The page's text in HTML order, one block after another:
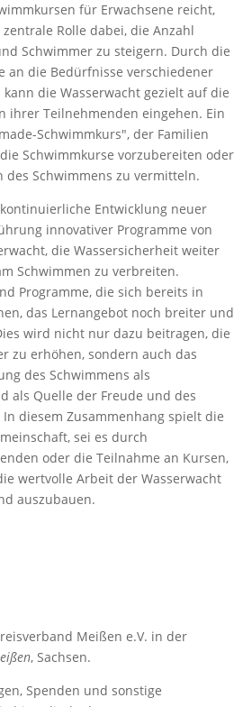
für Erwachsene reicht,
Rolle dabei, die Anzahl
Schwimmer zu steigern. Durch die
an die Bedürfnisse verschiedener
die Wasserwacht gezielt auf die
ihrer Teilnehmenden eingehen. Ein
Schwimmkurs", der Familien
Schwimmkurse vorzubereiten oder
Schwimmens zu vermitteln.
Entwicklung neuer
innovativer Programme von
die Wassersicherheit weiter
Schwimmen zu verbreiten.
Programme, die sich bereits in
das Lernangebot noch breiter und
wird nicht nur dazu beitragen, die
zu erhöhen, sondern auch das
des Schwimmens als
als Quelle der Freude und des
diesem Zusammenhang spielt die
sei es durch
oder die Teilnahme an Kursen,
wertvolle Arbeit der Wasserwacht
auszubauen.
Meißen e.V. in der
, Sachsen.
Spenden und sonstige